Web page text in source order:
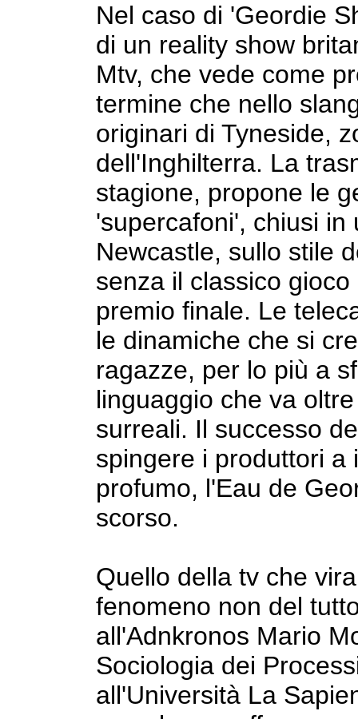
Nel caso di 'Geordie
di un reality show
Mtv, che vede come
termine che nello
originari di Tyneside,
dell'Inghilterra. La
stagione, propone le
'supercafoni', chiusi
Newcastle, sullo stile
senza il classico
premio finale. Le
le dinamiche che si
ragazze, per lo più a
linguaggio che va
surreali. Il successo
spingere i produttori a
profumo, l'Eau de
scorso.
Quello della tv che
fenomeno non del
all'Adnkronos Mario
Sociologia dei
all'Università La